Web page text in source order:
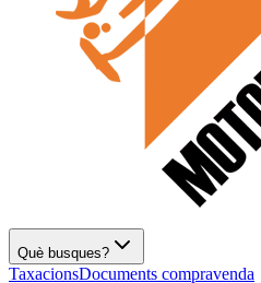
Què busques?
TaxacionsDocuments compravenda